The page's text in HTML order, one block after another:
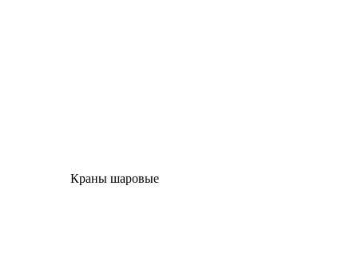
Краны шаровые